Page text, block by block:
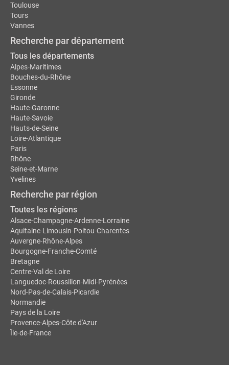
Toulouse
Tours
Vannes
Recherche par département
Tous les départements
Alpes-Maritimes
Bouches-du-Rhône
Essonne
Gironde
Haute-Garonne
Haute-Savoie
Hauts-de-Seine
Loire-Atlantique
Paris
Rhône
Seine-et-Marne
Yvelines
Recherche par région
Toutes les régions
Alsace-Champagne-Ardenne-Lorraine
Aquitaine-Limousin-Poitou-Charentes
Auvergne-Rhône-Alpes
Bourgogne-Franche-Comté
Bretagne
Centre-Val de Loire
Languedoc-Roussillon-Midi-Pyrénées
Nord-Pas-de-Calais-Picardie
Normandie
Pays de la Loire
Provence-Alpes-Côte d'Azur
Île-de-France